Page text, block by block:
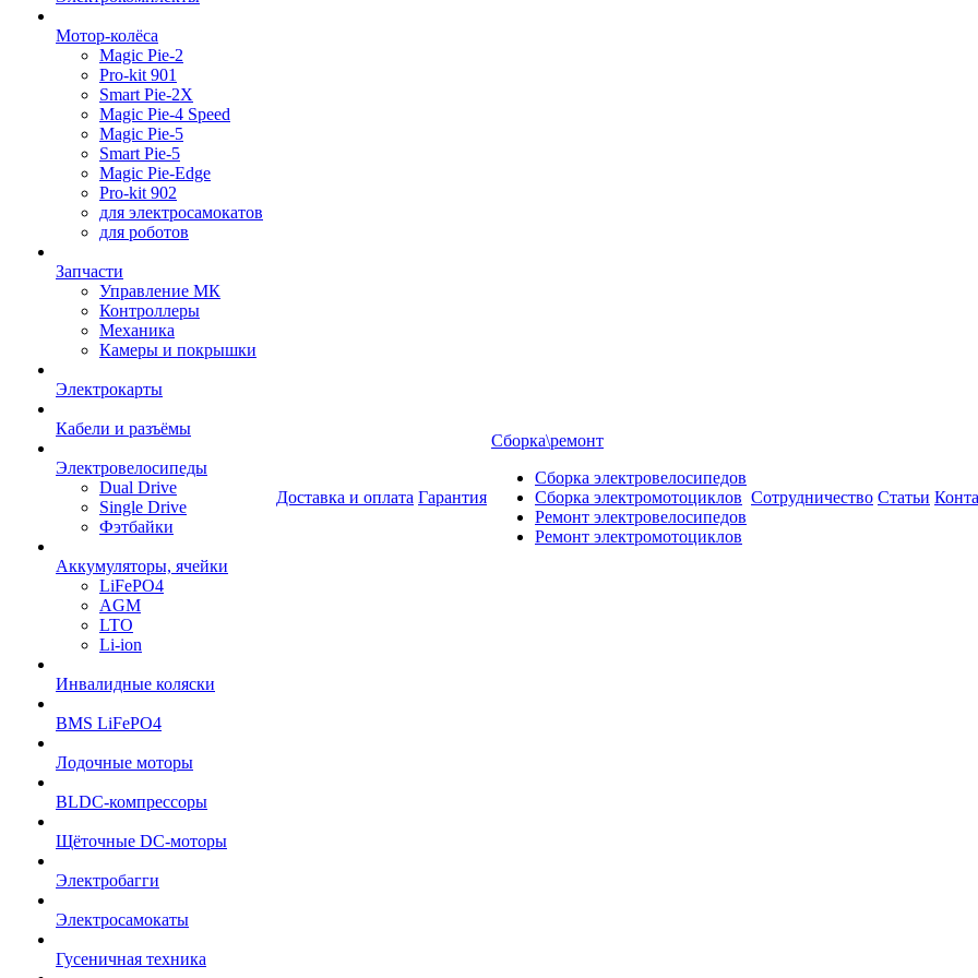
Мотор-колёса
Magic Pie-2
Pro-kit 901
Smart Pie-2X
Magic Pie-4 Speed
Magic Pie-5
Smart Pie-5
Magic Pie-Edge
Pro-kit 902
для электросамокатов
для роботов
Запчасти
Управление МК
Контроллеры
Механика
Камеры и покрышки
Электрокарты
Кабели и разъёмы
Электровелосипеды
Dual Drive
Single Drive
Фэтбайки
Аккумуляторы, ячейки
LiFePO4
AGM
LTO
Li-ion
Инвалидные коляски
BMS LiFePO4
Лодочные моторы
BLDC-компрессоры
Щёточные DC-моторы
Электробагги
Электросамокаты
Гусеничная техника
Доставка и оплата Гарантия
Сборка\ремонт
Сборка электровелосипедов
Сборка электромотоциклов
Ремонт электровелосипедов
Ремонт электромотоциклов
Сотрудничество Статьи